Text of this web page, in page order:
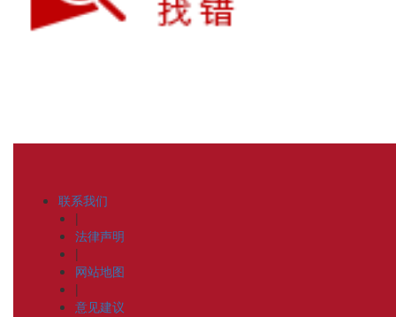
联系我们
|
法律声明
|
网站地图
|
意见建议